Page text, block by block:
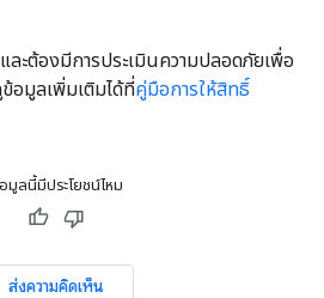
ละต้องมีการประเมินความปลอดภัยเพื่อ
อมูลเพิ่มเติมได้ที่คู่มือการให้สิทธิ์
มูลนี้มีประโยชน์ไหม
ส่งความคิดเห็น